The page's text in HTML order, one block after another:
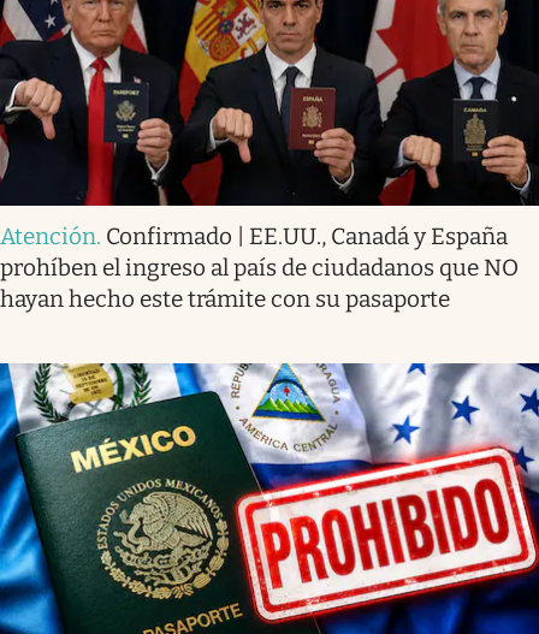
Atención. Confirmado | EE.UU., Canadá y España
prohíben el ingreso al país de ciudadanos que NO
hayan hecho este trámite con su pasaporte